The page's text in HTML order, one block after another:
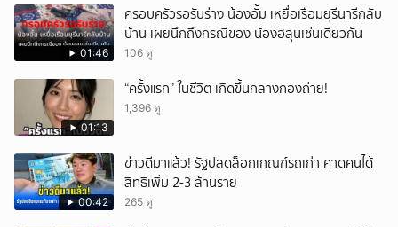
01:46
ครอบครัวรอรับร่าง น้องอั้ม เหยื่อเรือมยุรีนารีกลับ
บ้าน เผยนึกถึงกรณีของ น้องฮลุนเช่นเดียวกัน
106 ดู
01:13
“ครั้งแรก” ในชีวิต เกิดขึ้นกลางกองถ่าย!
1,396 ดู
00:42
ข่าวดีมาแล้ว! รัฐปลดล็อกเกณฑ์รถเก่า คาดคนได้
สิทธิเพิ่ม 2-3 ล้านราย
265 ดู